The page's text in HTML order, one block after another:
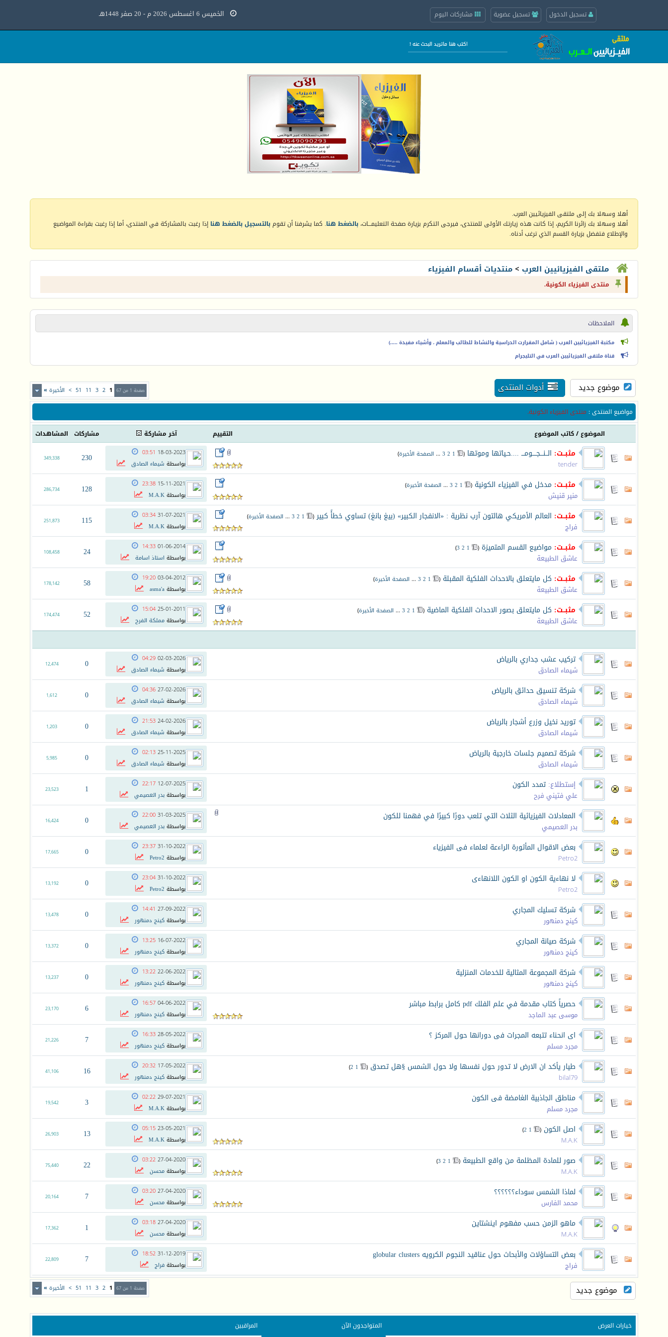
تسجيل الدخول تسجيل عضوية مشاركات اليوم الخميس 6 اغسطس 2026 م - 20 صفر 1448هـ
أهلا وسهلا بك إلى ملتقى الفيزيائيين العرب.
أهلا وسهلا بك زائرنا الكريم، إذا كانت هذه زيارتك الأولى للمنتدى، فيرجى التكرم بزيارة صفحة التعليمـــات، بالضغط هنا. كما يشرفنا أن تقومبالتسجيل بالضغط هنا إذا رغبت بالمشاركة في المنتدى، أما إذا رغبت بقراءة المواضيع
والإطلاع فتفضل بزيارة القسم الذي ترغب أدناه.
ملتقى الفيزيائيين العرب >منتديات أقسام الفيزياء
منتدى الفيزياء الكونية.
الملاحظات
مكتبة الفيزيائيين العرب ( شامل المقرارت الدراسية والنشاط للطالب والمعلم ، وأشياء مفيدة .....)
قناة ملتقى الفيزيائيين العرب في التليجرام
موضوع جديد أدوات المنتدى صفحة 1 من 67 1
2
3
11
51
> الأخيرة »
مواضيع المنتدى: منتدى الفيزياء الكونية.
التقييم
الموضوع/كاتب الموضوع آخر مشاركة مشاركات المشاهدات
مثبــت: الــنـــجــــومـــ ....حـياتها وموتها (
1
2
3
... الصفحة الأخيرة)
tender
18-03-2023
03:51
بواسطة شيماء الصادق 230
349,338
مثبــت: مدخل في الفيزياء الكونية (
1
2
3
... الصفحة الأخيرة)
منير قنيش
15-11-2021
23:38
بواسطةM.A.K
128
286,734
مثبــت: العالم الأمريكي هالتون آرب نظرية : «الانفجار الكبير» (بيغ بانغ) تساوي خطأً كبير‏
(
1
2
3
... الصفحة الأخيرة)
فراج
31-07-2021
03:34
بواسطةM.A.K
115
251,873
مثبــت: مواضيع القسم المتميزة (
1
2
3
)
عاشق الطبيعة
01-06-2014
14:33
بواسطة استاذ اسامة 24
108,458
مثبــت: كل مايتعلق بالاحداث الفلكية المقبلة (
1
2
3
... الصفحة الأخيرة)
عاشق الطبيعة
03-04-2012
19:20
بواسطةasma'a
58
178,142
مثبــت: كل مايتعلق بصور الاحداث الفلكية الماضية (
1
2
3
... الصفحة الأخيرة)
عاشق الطبيعة
25-01-2011
15:04
بواسطةمملكة الفرح 52
174,474
تركيب عشب جداري بالرياض
شيماء الصادق
02-03-2026
04:29
بواسطة شيماء الصادق 0
12,474
شركة تنسيق حدائق بالرياض
شيماء الصادق
27-02-2026
04:36
بواسطة شيماء الصادق 0
1,612
توريد نخيل وزرع أشجار بالرياض
شيماء الصادق
24-02-2026
21:53
بواسطة شيماء الصادق 0
1,203
شركة تصميم جلسات خارجية بالرياض
شيماء الصادق
25-11-2025
02:13
بواسطة شيماء الصادق 0
5,985
إستطلاع: تمدد الكون
علي فتيني فرح
12-07-2025
22:17
بواسطةبدر العصيمي 1
23,523
المعادلات الفيزيائية الثلاث التي تلعب دورًا كبيرًا في فهمنا للكون
بدر العصيمي
31-03-2025
22:00
بواسطةبدر العصيمي 0
16,424
بعض الاقوال المأثورة الراءعة لعلماء فى الفيزياء
Petro2
31-10-2022
23:37
بواسطة Petro2
0
17,665
لا نهاءية الكون او الكون اللانهاءى
Petro2
31-10-2022
23:04
بواسطة Petro2
0
13,192
شركة تسليك المجاري
كينج دمنهور
27-09-2022
14:41
بواسطةكينج دمنهور 0
13,478
شركة صيانة المجاري
كينج دمنهور
16-07-2022
13:25
بواسطةكينج دمنهور 0
13,372
شركة المجموعة المثالية للخدمات المنزلية
كينج دمنهور
22-06-2022
13:22
بواسطةكينج دمنهور 0
13,237
حصرياً كتاب مقدمة في علم الفلك pdf كامل برابط مباشر
موسى عبد الماجد
04-06-2022
16:57
بواسطةكينج دمنهور 6
23,170
اى انحناء تتبعه المجرات فى دورانها حول المركز ؟
مجرد مسلم
28-05-2022
16:33
بواسطةكينج دمنهور 7
21,226
طيار يأكد ان الارض لا تدور حول نفسها ولا حول الشمس §هل تصدق (
1
2
)
bilal79
17-05-2022
20:32
بواسطةكينج دمنهور 16
41,106
مناطق الجاذبية الغامضة فى الكون
مجرد مسلم
29-07-2021
02:22
بواسطةM.A.K
3
19,542
اصل الكون (
1
2
)
M.A.K
23-05-2021
05:15
بواسطةM.A.K
13
26,903
صور للمادة المظلمة من واقع الطبيعة (
1
2
3
)
M.A.K
27-04-2020
03:22
بواسطةمحسن 22
75,440
لماذا الشمس سوداء؟؟؟؟؟؟
محمد الفارس
27-04-2020
03:20
بواسطةمحسن 7
20,164
ماهو الزمن حسب مفهوم اينشتاين
M.A.K
27-04-2020
03:18
بواسطةمحسن 1
17,362
بعض التساؤلات والأبحاث حول عناقيد النجوم الكرويه globular clusters
فراج
31-12-2019
18:52
بواسطةفراج 7
22,809
موضوع جديد صفحة 1 من 67 1
2
3
11
51
> الأخيرة »
خيارات العرض المتواجدون الآن
المراقبين